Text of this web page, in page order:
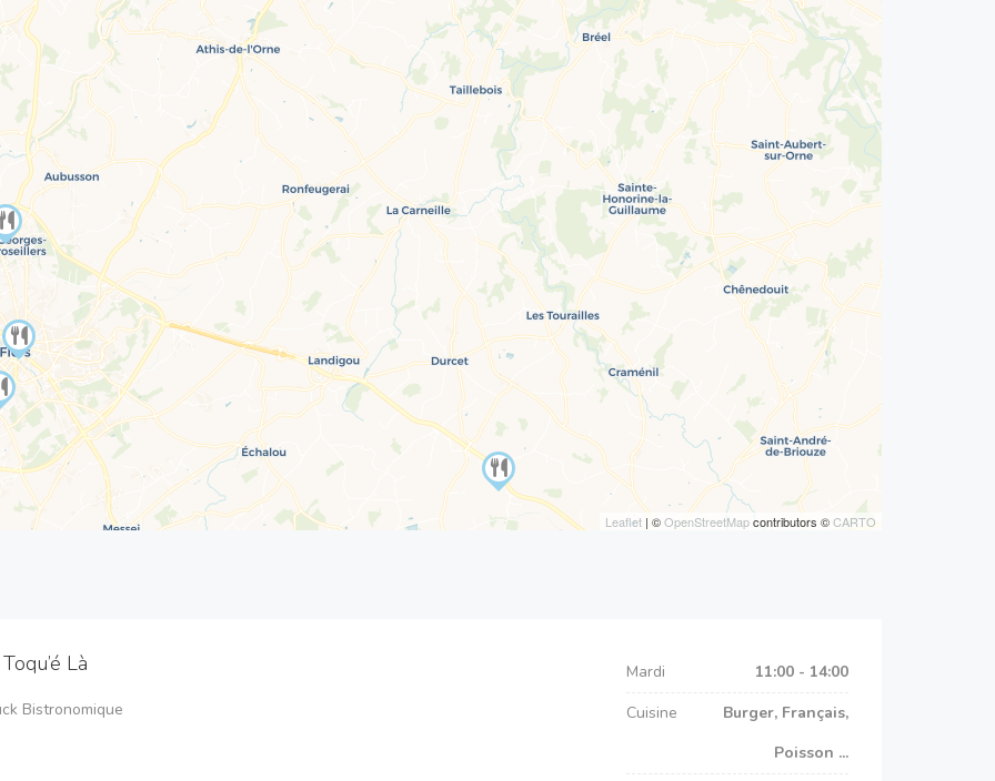
Leaflet | ©OpenStreetMapcontributors ©CARTO
Là
Bistronomique
Mardi
11:00 - 14:00
Cuisine
Burger, Français,
Poisson ...